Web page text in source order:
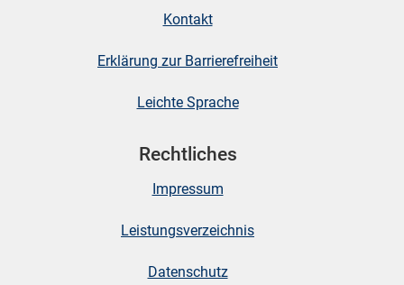
Kontakt
Erklärung zur Barrierefreiheit
Leichte Sprache
Rechtliches
Impressum
Leistungsverzeichnis
Datenschutz